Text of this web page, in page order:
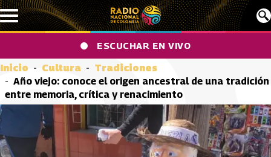
Pasar al contenido principal
ESCUCHAR EN VIVO
Inicio Cultura
Tradiciones
Año viejo: conoce el origen ancestral de una tradición
entre memoria, crítica y renacimiento